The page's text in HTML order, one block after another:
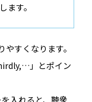
ます。
すくなります。
」とポイン
入れると、聴衆